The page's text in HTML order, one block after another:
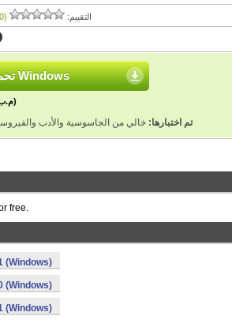
التقييم: (0 الأصوات)
تحميل Windows
(9,9 م.ب)
تم اختبارها: خالي من الجاسوسية والأدب
free.
(Windows)
(Windows)
(Windows)